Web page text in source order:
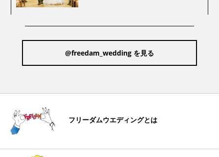
@freedam_wedding を見る
フリーダムウエディングとは